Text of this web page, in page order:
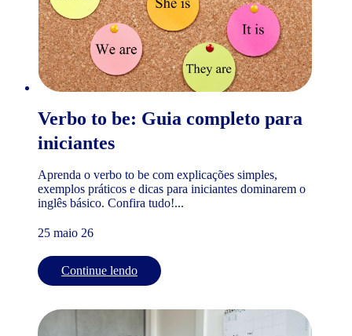
Verbo to be: Guia completo para
iniciantes
Aprenda o verbo to be com explicações simples,
exemplos práticos e dicas para iniciantes dominarem o
inglês básico. Confira tudo!...
25 maio 26
Continue lendo